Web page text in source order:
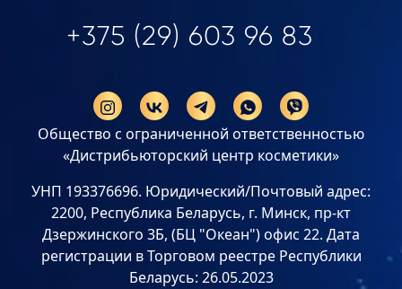
+375 (29) 603 96 83
Общество с ограниченной ответственностью
«Дистрибьюторский центр косметики»
УНП 193376696. Юридический/Почтовый адрес:
2200, Республика Беларусь, г. Минск, пр-кт
Дзержинского 3Б, (БЦ "Океан") офис 22. Дата
регистрации в Торговом реестре Республики
Беларусь: 26.05.2023